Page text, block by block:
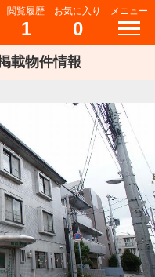
閲覧履歴
1
お気に入り
0
メニュー
載物件情報